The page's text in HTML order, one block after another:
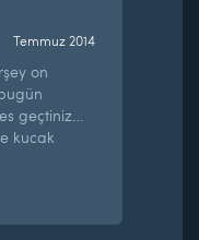
Temmuz 2014
on
geçtiniz…
kucak